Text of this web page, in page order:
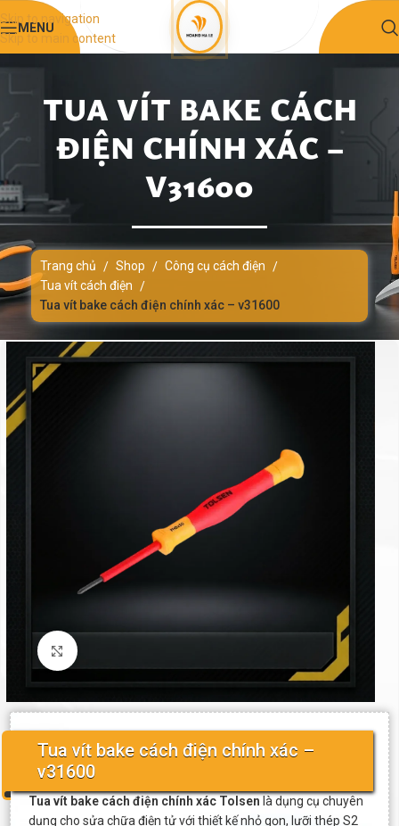
Skip to navigation
Skip to main content
MENU
TUA VÍT BAKE CÁCH
ĐIỆN CHÍNH XÁC –
V31600
Trang chủ / Shop / Công cụ cách điện /
Tua vít cách điện /
Tua vít bake cách điện chính xác – v31600
Click to enlarge
Tua vít bake cách điện chính xác –
v31600
Tua vít bake cách điện chính xác Tolsen là dụng cụ chuyên
dụng cho sửa chữa điện tử với thiết kế nhỏ gọn, lưỡi thép S2